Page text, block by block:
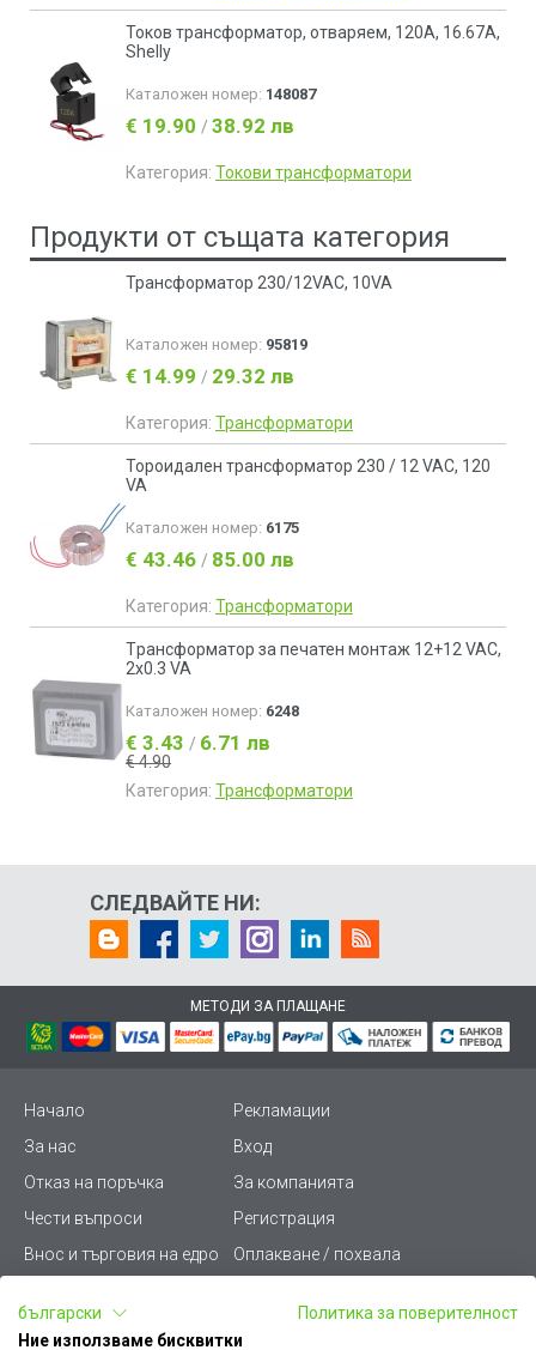
Токов трансформатор, отваряем, 120A, 16.67А,
Shelly
Каталожен номер: 148087
€ 19.90 / 38.92 лв
Категория: Токови трансформатори
Продукти от същата категория
Трансформатор 230/12VAC, 10VA
Каталожен номер: 95819
€ 14.99 / 29.32 лв
Категория: Трансформатори
Тороидален трансформатор 230 / 12 VAC, 120
VA
Каталожен номер: 6175
€ 43.46 / 85.00 лв
Категория: Трансформатори
Tрансформатор за печатен монтаж 12+12 VAC,
2х0.3 VA
Каталожен номер: 6248
€ 3.43 / 6.71 лв
€ 4.90
Категория: Трансформатори
СЛЕДВАЙТЕ НИ:
МЕТОДИ ЗА ПЛАЩАНЕ
Начало
Рекламации
За нас
Вход
Отказ на поръчка
За компанията
Чести въпроси
Регистрация
Внос и търговия на едро
Оплакване / похвала
Условия за ползване
български
Политика за поверителност
Ние използваме бисквитки